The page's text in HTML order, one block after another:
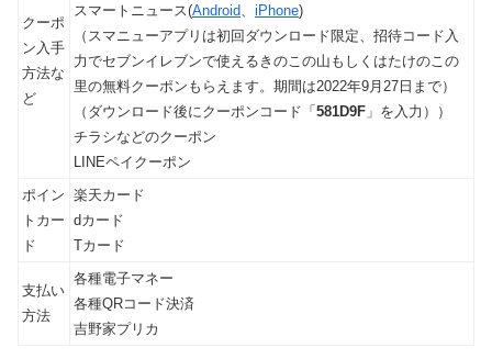
クーポ
ン入手
方法な
ど
スマートニュース(Android iPhone)
（スマニューアプリは初回ダウンロード限定、招待コード入
力でセブンイレブンで使えるきのこの山もしくはたけのこの
里の無料クーポンもらえます。期間は2022年9月27日まで）
（ダウンロード後にクーポンコード「581D9F 」を入力））
チラシなどのクーポン
LINEペイクーポン
ポイン
トカー
ド
楽天カード
dカード
Tカード
支払い
方法
各種電子マネー
各種QRコード決済
吉野家プリカ